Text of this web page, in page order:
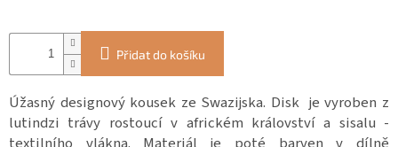
Přidat do košíku
Úžasný designový kousek ze Swazijska. Disk je vyroben z
lutindzi trávy rostoucí v africkém království a sisalu -